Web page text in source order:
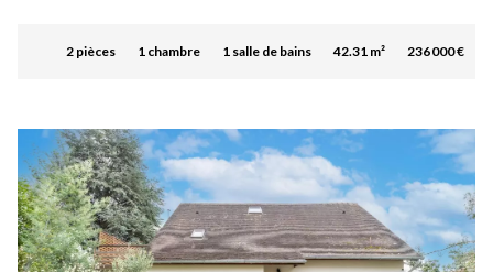
2 pièces 1 chambre 1 salle de bains 42.31 m² 236 000 €